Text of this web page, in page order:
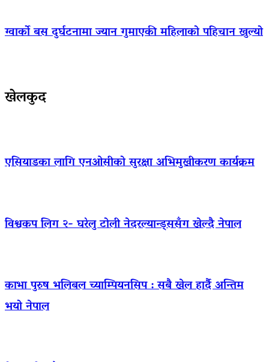
ग्वार्को बस दुर्घटनामा ज्यान गुमाएकी महिलाको पहिचान खुल्यो
खेलकुद
एसियाडका लागि एनओसीको सुरक्षा अभिमुखीकरण कार्यक्रम
विश्वकप लिग २- घरेलु टोली नेदरल्यान्ड्ससँग खेल्दै नेपाल
काभा पुरुष भलिबल च्याम्पियनसिप : सबै खेल हार्दै अन्तिम
भयो नेपाल